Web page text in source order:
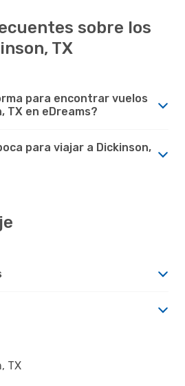
sobre los
TX
para encontrar vuelos
TX en eDreams?
para viajar a Dickinson,
TX